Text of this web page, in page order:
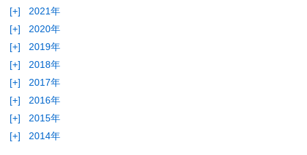
[+]
2021年
[+]
2020年
[+]
2019年
[+]
2018年
[+]
2017年
[+]
2016年
[+]
2015年
[+]
2014年